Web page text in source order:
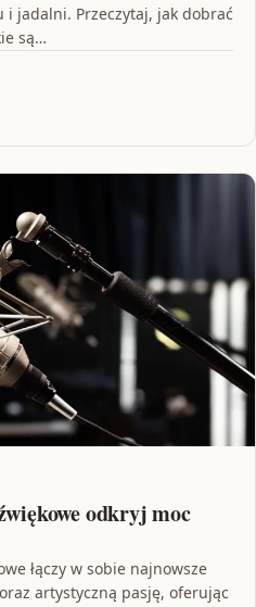
jadalni. Przeczytaj, jak dobrać
są…
odkryj moc
łączy w sobie najnowsze
artystyczną pasję, oferując